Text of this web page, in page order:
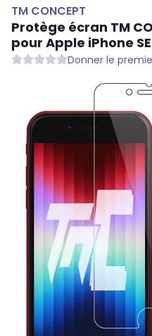
TM CONCEPT
Protège écran TM
pour Apple iPhone
Donner le